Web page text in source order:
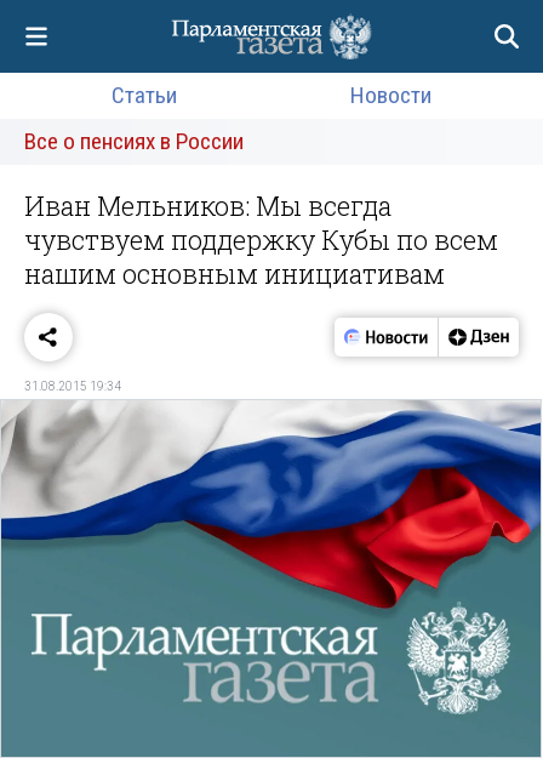
Статьи
Новости
Все о пенсиях в России
Иван Мельников: Мы всегда
чувствуем поддержку Кубы по всем
нашим основным инициативам
31.08.2015 19:34